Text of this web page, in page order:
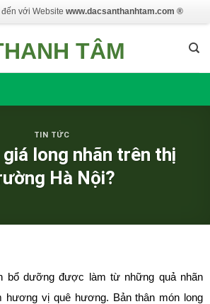
với Website www.dacsanthanhtam.com ®
TIN TỨC
long nhãn trên thị
Hà Nội?
bổ dưỡng được làm từ những quả nhãn
hương vị quê hương. Bản thân món long